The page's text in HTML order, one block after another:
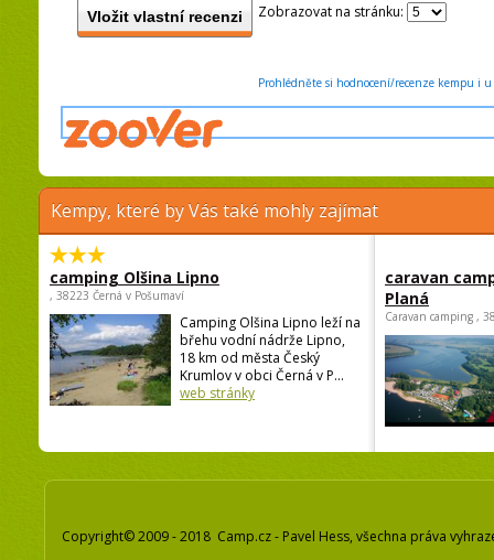
Vložit vlastní recenzi Zobrazovat na stránku:
Prohlédněte si hodnocení/recenze kempu i
Kempy, které by Vás také mohly zajímat
camping Olšina Lipno
, 38223 Černá v Pošumaví
Camping Olšina Lipno leží na
břehu vodní nádrže Lipno,
18 km od města Český
Krumlov v obci Černá v P...
web stránky
caravan
Planá
Caravan camping ,
Copyright© 2009 - 2018 Camp.cz - Pavel Hess, všechna práva